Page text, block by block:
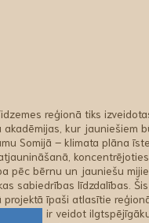
reģionā tiks
kur jauniešiem
Somijā – klimata plāna
pēc bērnu un jauniešu
sabiedrības līdzdalības.
projektā īpaši atlasītie
mērķis ir veidot